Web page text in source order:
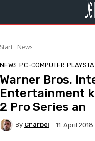
Start News
NEWS PC-COMPUTER
Warner Bros.
Entertainment
2 Pro Series an
By Charbel 11. April 2018